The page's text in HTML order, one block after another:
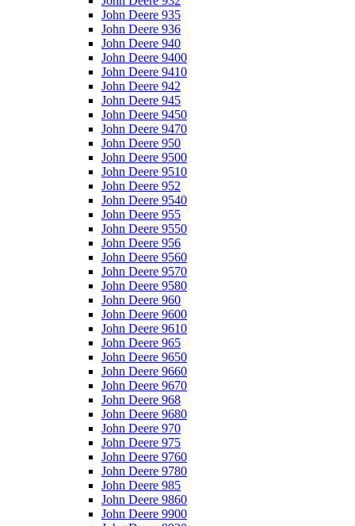
John Deere 935
John Deere 936
John Deere 940
John Deere 9400
John Deere 9410
John Deere 942
John Deere 945
John Deere 9450
John Deere 9470
John Deere 950
John Deere 9500
John Deere 9510
John Deere 952
John Deere 9540
John Deere 955
John Deere 9550
John Deere 956
John Deere 9560
John Deere 9570
John Deere 9580
John Deere 960
John Deere 9600
John Deere 9610
John Deere 965
John Deere 9650
John Deere 9660
John Deere 9670
John Deere 968
John Deere 9680
John Deere 970
John Deere 975
John Deere 9760
John Deere 9780
John Deere 985
John Deere 9860
John Deere 9900